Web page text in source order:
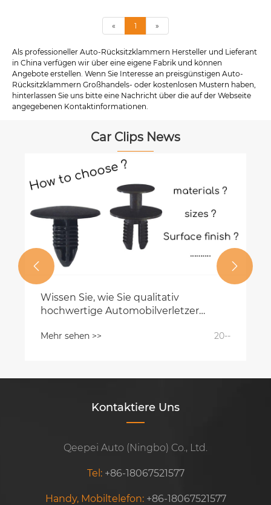
« 1 »
Als professioneller Auto-Rücksitzklammern Hersteller und Lieferant
in China verfügen wir über eine eigene Fabrik und können
Angebote erstellen. Wenn Sie Interesse an preisgünstigen Auto-
Rücksitzklammern Großhandels- oder kostenlosen Mustern haben,
hinterlassen Sie uns bitte eine Nachricht über die auf der Webseite
angegebenen Kontaktinformationen.
Car Clips News
Wissen Sie, wie Sie qualitativ
hochwertige Automobilverletzer
Mehr sehen >> 20--
 
Kontaktiere Uns
Qeepei Auto (Ningbo) Co., Ltd.
Tel: +86-18067521577
Handy, Mobiltelefon: +86-18067521577